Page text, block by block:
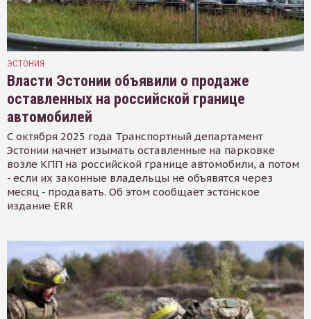
ЭСТОНИЯ
Власти Эстонии объявили о продаже
оставленных на российской границе
автомобилей
С октября 2025 года Транспортный департамент
Эстонии начнет изымать оставленные на парковке
возле КПП на российской границе автомобили, а потом
- если их законные владельцы не объявятся через
месяц - продавать. Об этом сообщает эстонское
издание ERR